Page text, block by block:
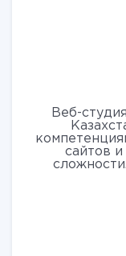
Веб-
сайтов
человек, из
Казахстане.
и